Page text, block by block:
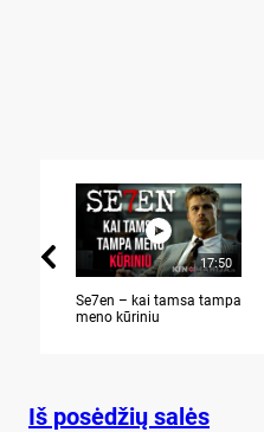
17:50
Se7en – kai tamsa tampa
meno kūriniu
Iš posėdžių salės